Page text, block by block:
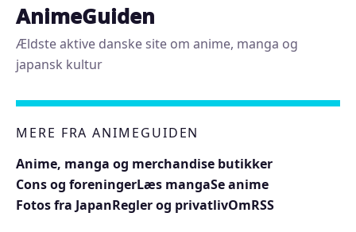
AnimeGuiden
Ældste aktive danske site om anime, manga og
japansk kultur
MERE FRA ANIMEGUIDEN
Anime, manga og merchandise butikker
Cons og foreningerLæs mangaSe anime
Fotos fra JapanRegler og privatlivOmRSS